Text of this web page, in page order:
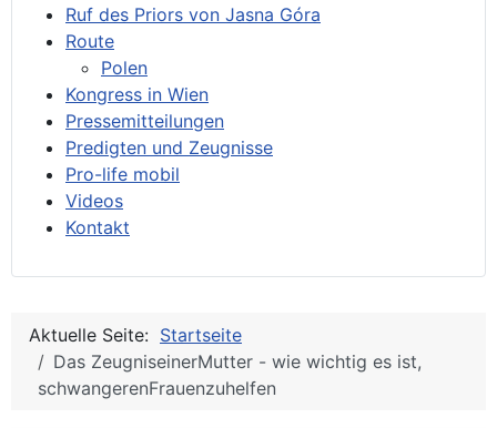
Ruf des Priors von Jasna Góra
Route
Polen
Kongress in Wien
Pressemitteilungen
Predigten und Zeugnisse
Pro-life mobil
Videos
Kontakt
Aktuelle Seite: Startseite
Das ZeugniseinerMutter - wie wichtig es ist,
schwangerenFrauenzuhelfen